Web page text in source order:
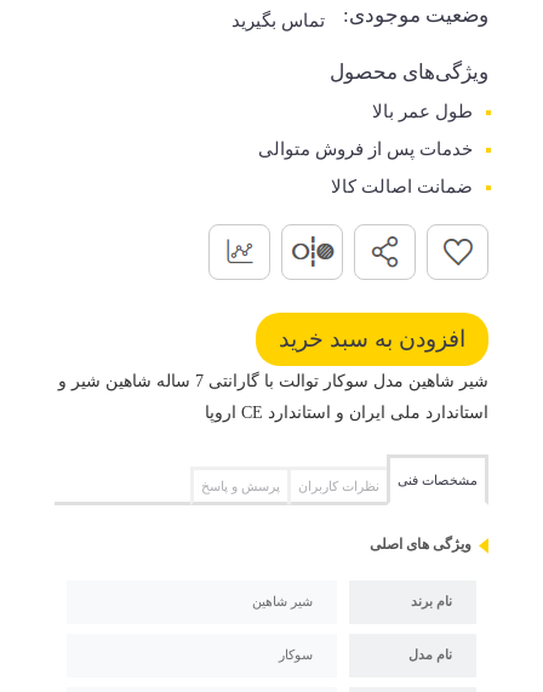
وضعیت موجودی: تماس بگیرید
ویژگی‌های محصول
طول عمر بالا
خدمات پس از فروش متوالی
ضمانت اصالت کالا
شیر شاهین مدل سوکار توالت با گارانتی 7 ساله شاهین شیر و
استاندارد ملی ایران و استاندارد CE اروپا
مشخصات فنی نظرات کاربران پرسش و پاسخ
ویژگی های اصلی
نام برند شیر شاهین
نام مدل سوکار